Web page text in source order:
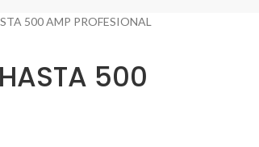
500 AMP PROFESIONAL
500